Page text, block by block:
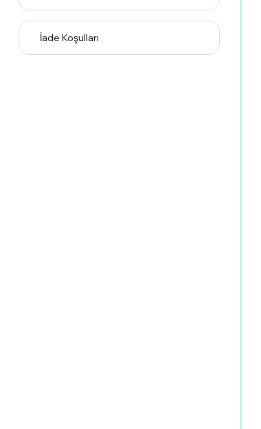
İade Koşulları